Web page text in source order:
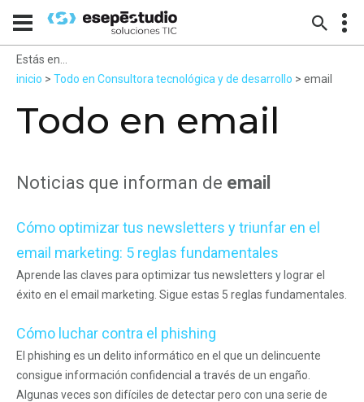
Estás en...
inicio > Todo en Consultora tecnológica y de desarrollo > email
Todo en email
Noticias que informan de email
Cómo optimizar tus newsletters y triunfar en el
email marketing: 5 reglas fundamentales
Aprende las claves para optimizar tus newsletters y lograr el
éxito en el email marketing. Sigue estas 5 reglas fundamentales.
Cómo luchar contra el phishing
El phishing es un delito informático en el que un delincuente
consigue información confidencial a través de un engaño.
Algunas veces son difíciles de detectar pero con una serie de